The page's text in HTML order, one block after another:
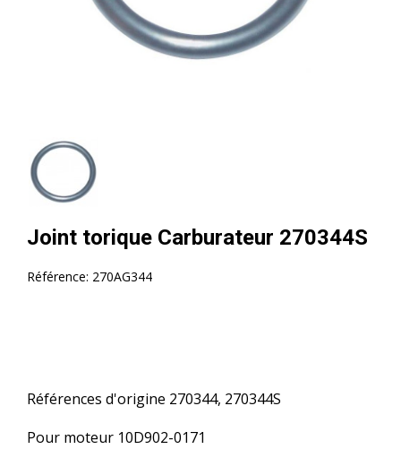
Joint torique Carburateur 270344S
Référence: 270AG344
Références d'origine 270344, 270344S
Pour moteur 10D902-0171